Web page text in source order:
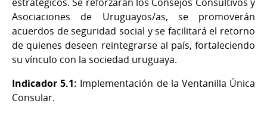
Asociaciones de Uruguayos/as, se promoverán
acuerdos de seguridad social y se facilitará el retorno
de quienes deseen reintegrarse al país, fortaleciendo
su vínculo con la sociedad uruguaya.
Indicador 5.1: Implementación de la Ventanilla Única
Consular.